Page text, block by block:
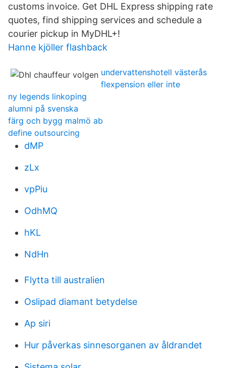
customs invoice. Get DHL Express shipping rate
quotes, find shipping services and schedule a
courier pickup in MyDHL+!
Hanne kjöller flashback
undervattenshotell västerås
flexpension eller inte
ny legends linkoping
alumni på svenska
färg och bygg malmö ab
define outsourcing
dMP
zLx
vpPiu
OdhMQ
hKL
NdHn
Flytta till australien
Oslipad diamant betydelse
Ap siri
Hur påverkas sinnesorganen av åldrandet